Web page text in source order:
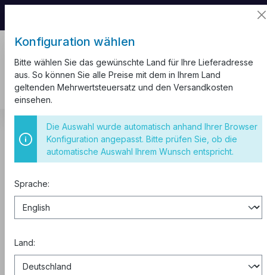
Kabel und Leitungen H07V-U
Aderleitung starr H07V-U 16 mm²
Konfiguration wählen
Bitte wählen Sie das gewünschte Land für Ihre Lieferadresse
aus. So können Sie alle Preise mit dem in Ihrem Land
geltenden Mehrwertsteuersatz und den Versandkosten
einsehen.
Die Auswahl wurde automatisch anhand Ihrer Browser
Konfiguration angepasst. Bitte prüfen Sie, ob die
automatische Auswahl Ihrem Wunsch entspricht.
Sprache:
Land: